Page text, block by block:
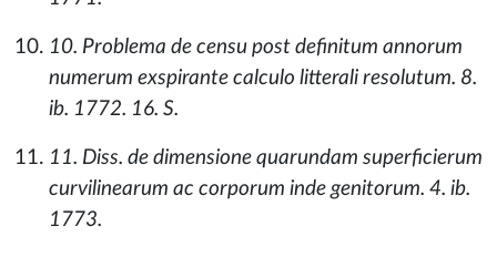
10. Problema de censu post definitum annorum
numerum exspirante calculo litterali resolutum. 8.
ib. 1772. 16. S.
11. Diss. de dimensione quarundam superficierum
curvilinearum ac corporum inde genitorum. 4. ib.
1773.